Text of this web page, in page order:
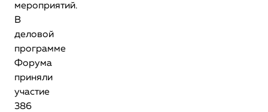
мероприятий.
В
деловой
программе
Форума
приняли
участие
386